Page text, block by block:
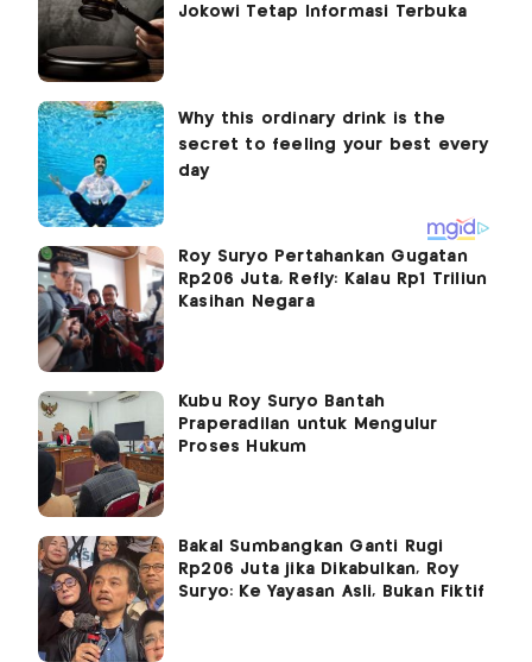
Jokowi Tetap Informasi Terbuka
Roy Suryo Pertahankan Gugatan
Rp206 Juta, Refly: Kalau Rp1 Triliun
Kasihan Negara
Kubu Roy Suryo Bantah
Praperadilan untuk Mengulur
Proses Hukum
Bakal Sumbangkan Ganti Rugi
Rp206 Juta jika Dikabulkan, Roy
Suryo: Ke Yayasan Asli, Bukan Fiktif